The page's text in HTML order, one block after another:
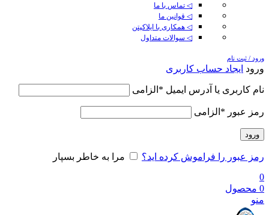
◁ تماس با ما
◁ قوانین ما
◁ همکاری با ایلاکپتن
◁ سوالات متداول
ورود / ثبت نام
ورود ایجاد حساب کاربری
نام کاربری یا آدرس ایمیل * الزامی
رمز عبور * الزامی
ورود
رمز عبور را فراموش کرده اید؟
مرا به خاطر بسپار
0
0 محصول
منو